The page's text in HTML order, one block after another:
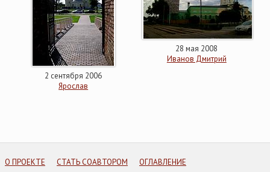
2 сентября 2006
Ярослав
28 мая 2008
Иванов Дмитрий
О ПРОЕКТЕ СТАТЬ СОАВТОРОМ ОГЛАВЛЕНИЕ